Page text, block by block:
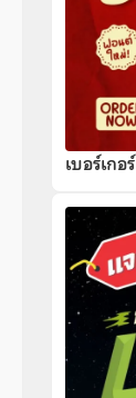
เบอร์เก